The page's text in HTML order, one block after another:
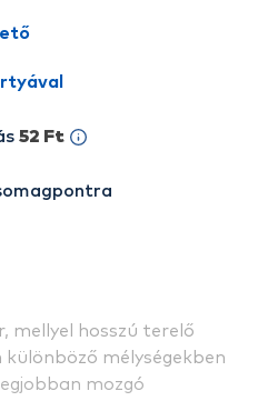
mellyel hosszú terelő
különböző mélységekben
mozgó
52 Ft